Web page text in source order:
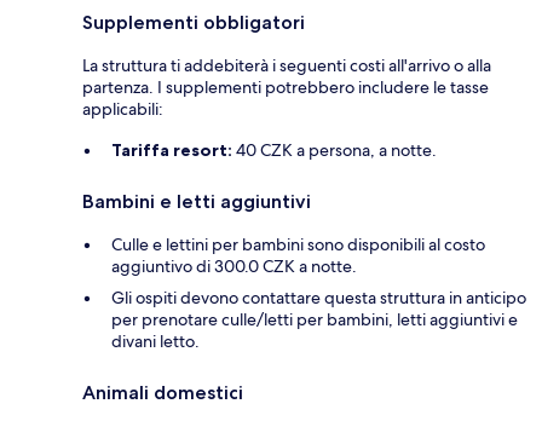
Supplementi obbligatori
La struttura ti addebiterà i seguenti costi all'arrivo o alla
partenza. I supplementi potrebbero includere le tasse
applicabili:
Tariffa resort: 40 CZK a persona, a notte.
Bambini e letti aggiuntivi
Culle e lettini per bambini sono disponibili al costo
aggiuntivo di 300.0 CZK a notte.
Gli ospiti devono contattare questa struttura in anticipo
per prenotare culle/letti per bambini, letti aggiuntivi e
divani letto.
Animali domestici